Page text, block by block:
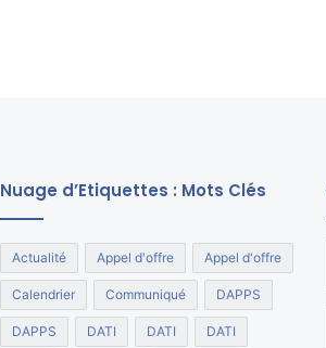
Nuage d’Etiquettes : Mots Clés
Actualité Appel d'offre Appel d'offre
Calendrier Communiqué DAPPS
DAPPS DATI DATI DATI